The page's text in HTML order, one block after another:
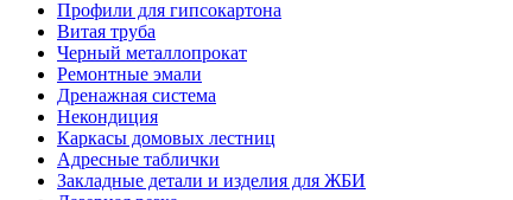
Профили для гипсокартона
Витая труба
Черный металлопрокат
Ремонтные эмали
Дренажная система
Некондиция
Каркасы домовых лестниц
Адресные таблички
Закладные детали и изделия для ЖБИ